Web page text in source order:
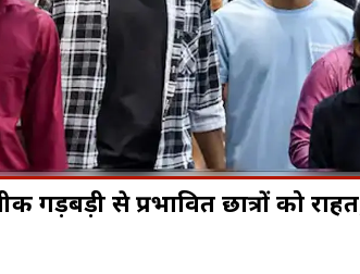
गड़बड़ी से प्रभावित छात्रों को